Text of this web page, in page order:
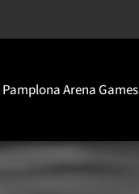
Pamplona Arena Games